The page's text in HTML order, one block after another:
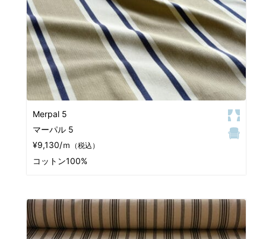
Merpal 5
マーパル 5
¥9,130/ｍ （税込）
コットン100%